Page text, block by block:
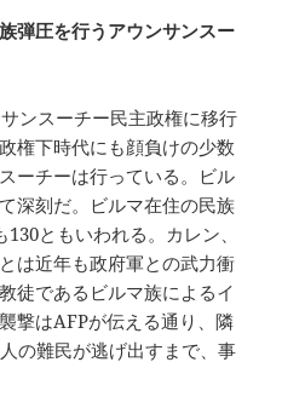
弾圧を行うアウンサンスー
ンスーチー民主政権に移行
権下時代にも顔負けの少数
ーチーは行っている。ビル
深刻だ。ビルマ在住の民族
ともいわれる。カレン、
は近年も政府軍との武力衝
徒であるビルマ族によるイ
撃はAFPが伝える通り、隣
の難民が逃げ出すまで、事